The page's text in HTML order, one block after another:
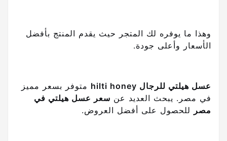
وهذا ما يوفره لك المتجر حيث يقدم المنتج بأفضل
الأسعار وأعلى جودة.
عسل هيلتي للرجال hilti honey
متوفر بسعر مميز
في مصر. يبحث العديد عن سعر عسل هيلتي في
مصر
للحصول على أفضل العروض.